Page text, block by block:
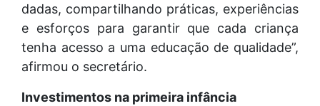
dadas, compartilhando práticas, experiências
e esforços para garantir que cada criança
tenha acesso a uma educação de qualidade”,
afirmou o secretário.
Investimentos na primeira infância